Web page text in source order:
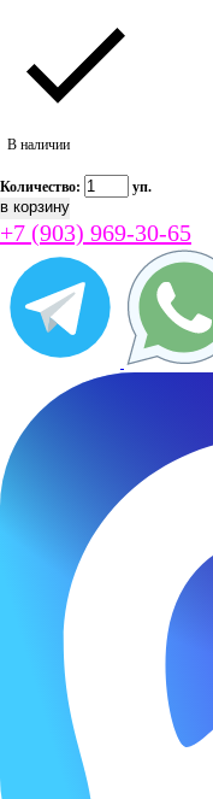
В наличии
Количество: уп.
+7 (903) 969-30-65